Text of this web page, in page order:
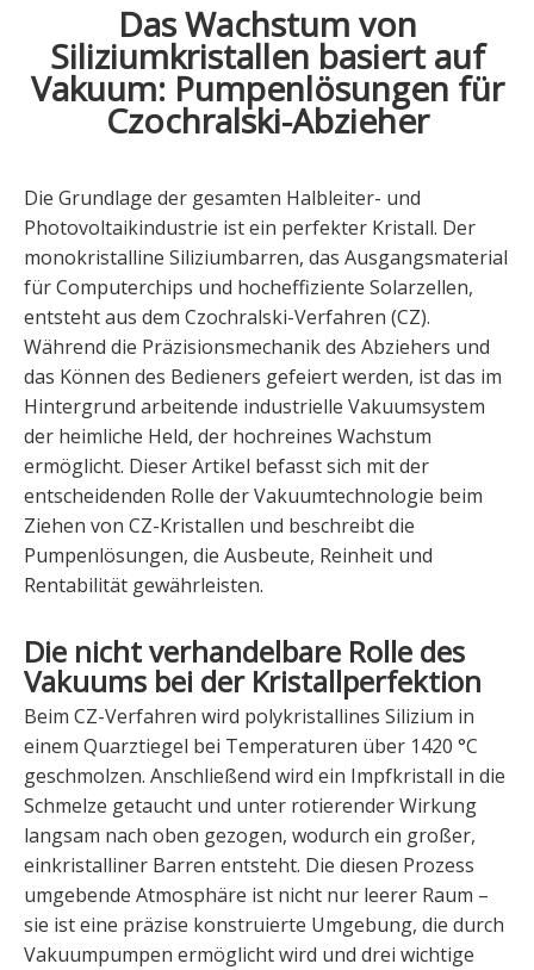
Das Wachstum von
Siliziumkristallen basiert auf
Vakuum: Pumpenlösungen für
Czochralski-Abzieher
Die Grundlage der gesamten Halbleiter- und
Photovoltaikindustrie ist ein perfekter Kristall. Der
monokristalline Siliziumbarren, das Ausgangsmaterial
für Computerchips und hocheffiziente Solarzellen,
entsteht aus dem Czochralski-Verfahren (CZ).
Während die Präzisionsmechanik des Abziehers und
das Können des Bedieners gefeiert werden, ist das im
Hintergrund arbeitende industrielle Vakuumsystem
der heimliche Held, der hochreines Wachstum
ermöglicht. Dieser Artikel befasst sich mit der
entscheidenden Rolle der Vakuumtechnologie beim
Ziehen von CZ-Kristallen und beschreibt die
Pumpenlösungen, die Ausbeute, Reinheit und
Rentabilität gewährleisten.
Die nicht verhandelbare Rolle des
Vakuums bei der Kristallperfektion
Beim CZ-Verfahren wird polykristallines Silizium in
einem Quarztiegel bei Temperaturen über 1420 °C
geschmolzen. Anschließend wird ein Impfkristall in die
Schmelze getaucht und unter rotierender Wirkung
langsam nach oben gezogen, wodurch ein großer,
einkristalliner Barren entsteht. Die diesen Prozess
umgebende Atmosphäre ist nicht nur leerer Raum –
sie ist eine präzise konstruierte Umgebung, die durch
Vakuumpumpen ermöglicht wird und drei wichtige